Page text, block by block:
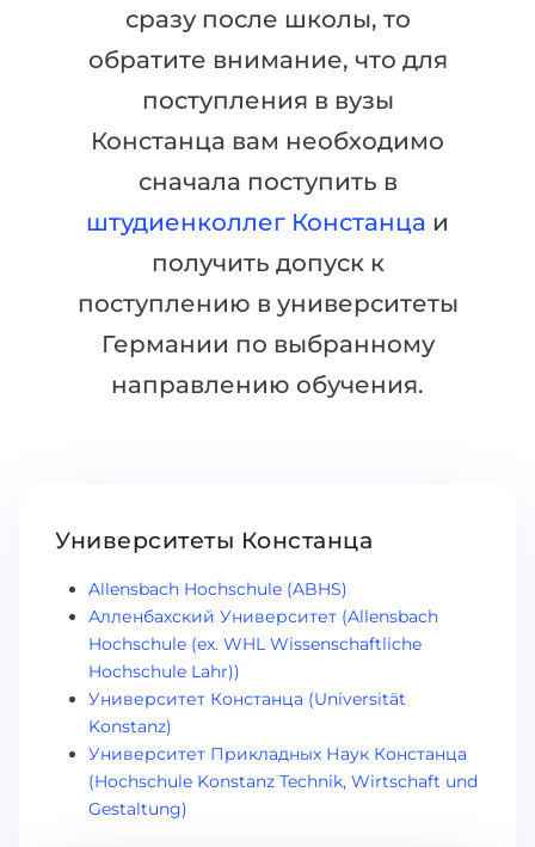
Тест Голланда
Тест Карта Интересов
Тест RIASEC
на
100%
Наши студенты успешно поступают
ПОСТУПАЕМ ИЗ...
Украина
Казахстан
Азербайджан
Беларусь
Другая страна
ЗАПИСАТЬСЯ НА КОНСУЛЬТАЦИЮ
сразу после школы, то
обратите внимание, что для
поступления в вузы
Констанца вам необходимо
сначала поступить в
штудиенколлег Констанца и
получить допуск к
поступлению в университеты
Германии по выбранному
направлению обучения.
Университеты Констанца
Allensbach Hochschule (ABHS)
Алленбахский Университет (Allensbach
Hochschule (ex. WHL Wissenschaftliche
Hochschule Lahr))
Университет Констанца (Universität
Konstanz)
Университет Прикладных Наук Констанца
(Hochschule Konstanz Technik, Wirtschaft und
Gestaltung)